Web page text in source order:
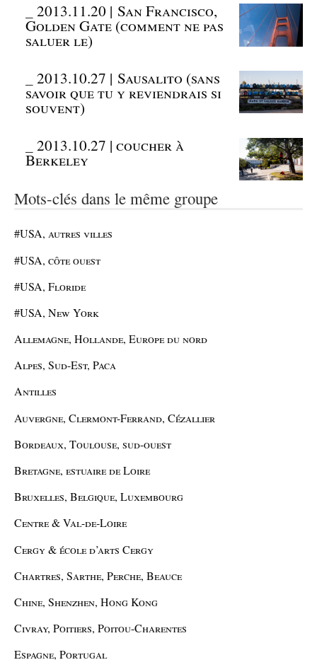
_2013.11.20 | San Francisco,
Golden Gate (comment ne pas
saluer le)
_2013.10.27 | Sausalito (sans
savoir que tu y reviendrais si
souvent)
_2013.10.27 | coucher à
Berkeley
Mots-clés dans le même groupe
#USA, autres villes
#USA, côte ouest
#USA, Floride
#USA, New York
Allemagne, Hollande, Europe du nord
Alpes, Sud-Est, Paca
Antilles
Auvergne, Clermont-Ferrand, Cézallier
Bordeaux, Toulouse, sud-ouest
Bretagne, estuaire de Loire
Bruxelles, Belgique, Luxembourg
Centre & Val-de-Loire
Cergy & école d’arts Cergy
Chartres, Sarthe, Perche, Beauce
Chine, Shenzhen, Hong Kong
Civray, Poitiers, Poitou-Charentes
Espagne, Portugal